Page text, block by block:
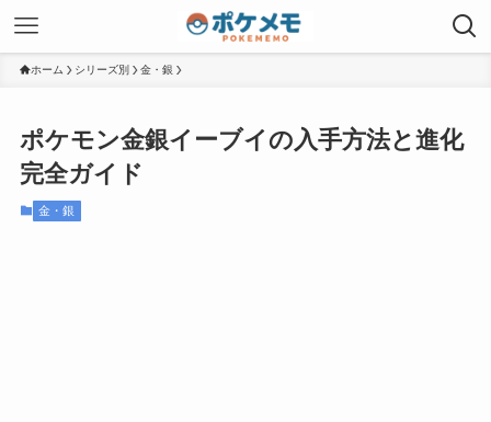
ホーム シリーズ別 金・銀
ポケモン金銀イーブイの入手方法と進化
完全ガイド
金・銀